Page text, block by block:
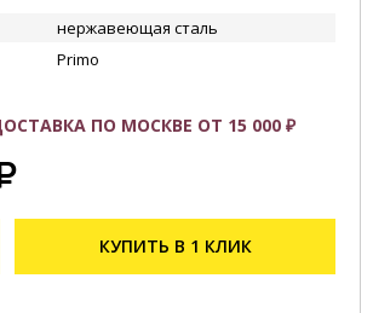
нержавеющая сталь
Primo
ПО МОСКВЕ ОТ 15 000 ₽
КУПИТЬ В 1 КЛИК